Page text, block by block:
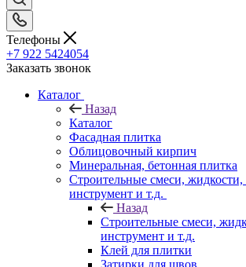
Телефоны
+7 922 5424054
Заказать звонок
Каталог
Назад
Каталог
Фасадная плитка
Облицовочный кирпич
Минеральная, бетонная плитка
Строительные смеси, жидкости,
инструмент и т.д.
Назад
Строительные смеси,
инструмент и т.д.
Клей для плитки
Затирки для швов